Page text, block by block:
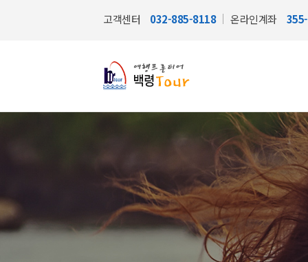
고객센터 032-885-8118 온라인계좌